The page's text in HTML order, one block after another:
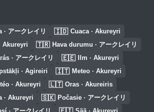
· アークレイリ 🇮🇩 Cuaca · Akureyri
Akureyri 🇹🇷 Hava durumu · アークレイリ
· アークレイリ 🇪🇪 Ilm · Akureyri
· Agireiri 🇮🇹 Meteo · Akureyri
· Akureyri 🇱🇹 Oras · Akureiris
· Akureyri 🇸🇰 Počasie · アークレイリ